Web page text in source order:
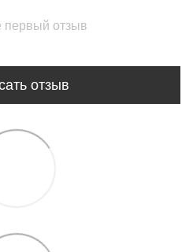
первый отзыв
отзыв